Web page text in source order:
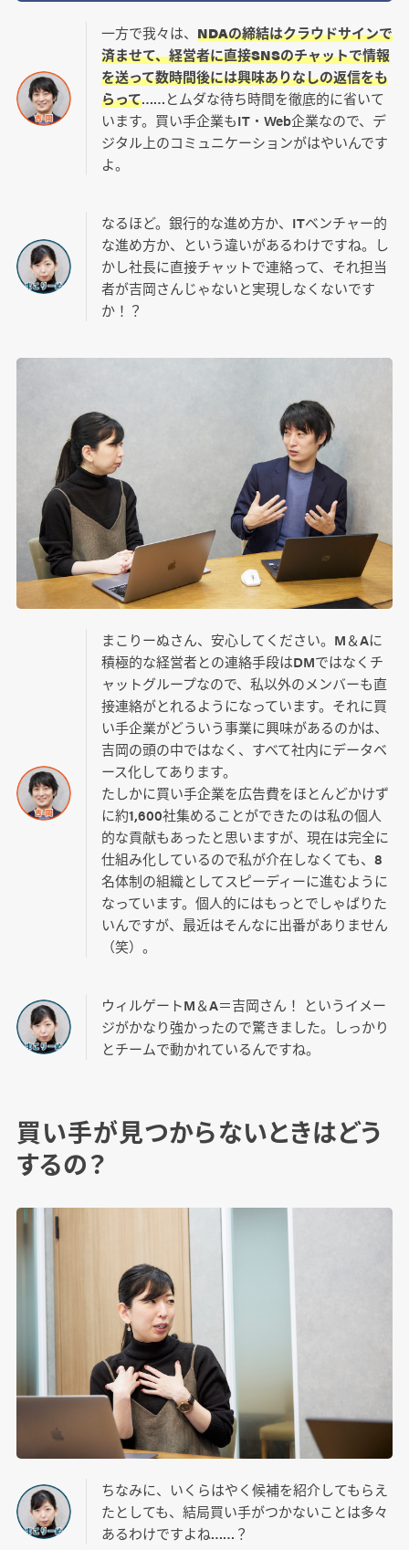
一方で我々は、 NDAの締結はクラウドサインで
済ませて、経営者に直接SNSのチャットで情報
を送って数時間後には興味ありなしの返信をも
らって……とムダな待ち時間を徹底的に省いて
います。買い手企業もIT・Web企業なので、デ
ジタル上のコミュニケーションがはやいんです
よ。
なるほど。銀行的な進め方か、ITベンチャー的
な進め方か、という違いがあるわけですね。し
かし社長に直接チャットで連絡って、それ担当
者が吉岡さんじゃないと実現しなくないです
か！？
まこりーぬさん、安心してください。M＆Aに
積極的な経営者との連絡手段はDMではなくチ
ャットグループなので、私以外のメンバーも直
接連絡がとれるようになっています。それに買
い手企業がどういう事業に興味があるのかは、
吉岡の頭の中ではなく、すべて社内にデータベ
ース化してあります。
たしかに買い手企業を広告費をほとんどかけず
に約1,600社集めることができたのは私の個人
的な貢献もあったと思いますが、現在は完全に
仕組み化しているので私が介在しなくても、8
名体制の組織としてスピーディーに進むように
なっています。個人的にはもっとでしゃばりた
いんですが、最近はそんなに出番がありません
（笑）。
ウィルゲートM＆A＝吉岡さん！ というイメー
ジがかなり強かったので驚きました。しっかり
とチームで動かれているんですね。
買い手が見つからないときはどう
するの？
ちなみに、いくらはやく候補を紹介してもらえ
たとしても、結局買い手がつかないことは多々
あるわけですよね……？